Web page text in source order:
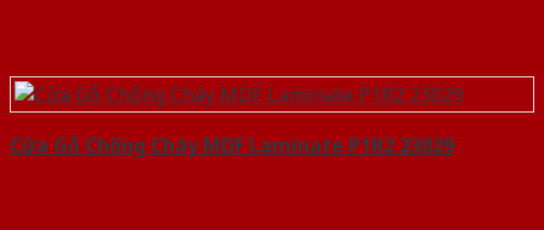
Cửa Gỗ Chống Cháy MDF Laminate P1R2 23029